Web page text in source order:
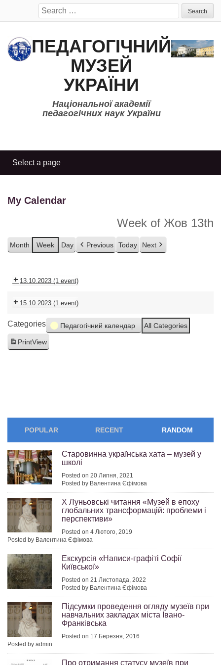
Search
for:
ПЕДАГОГІЧНИЙ
МУЗЕЙ
УКРАЇНИ
Національної академії
педагогічних наук України
My Calendar
Week of Жов 13th
Month Week Day Previous Today Next
13.10.2023 (1 event)
15.10.2023 (1 event)
Categories Педагогічний календар All Categories
PrintView
POPULAR RECENT RANDOM
Старовинна українська хата – музей у
школі
Posted on 20 Липня, 2021
Posted by Валентина Єфімова
X Луньовські читання «Музей в епоху
глобальних трансформацій: проблеми і
перспективи»
Posted on 4 Лютого, 2019
Posted by Валентина Єфімова
Екскурсія «Написи-графіті Софії
Київської»
Posted on 21 Листопада, 2022
Posted by Валентина Єфімова
Підсумки проведення огляду музеїв при
навчальних закладах міста Івано-
Франківська
Posted on 17 Березня, 2016
Posted by admin
Про отримання статусу музеїв при